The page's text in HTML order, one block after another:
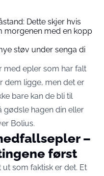
Dette skjer hvis
morgenen med en kopp
støv under senga di
med epler som har falt
dem ligge, men det er
bare kan de bli til
gødsle hagen din eller
Bolius.
–
først
som faktisk er det. Et